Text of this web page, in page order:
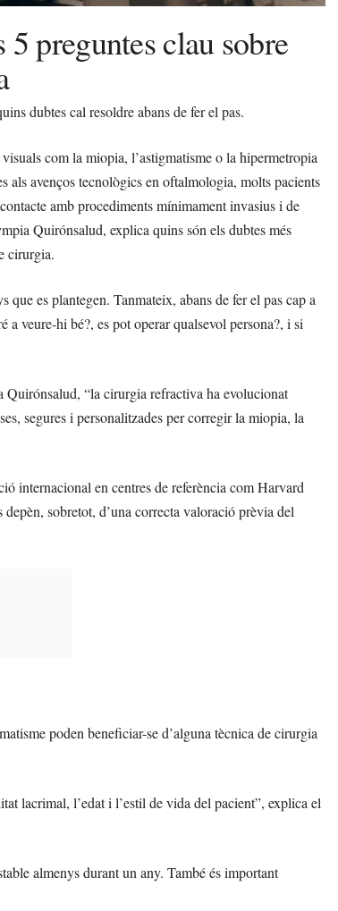
preguntes clau sobre
dubtes cal resoldre abans de fer el pas.
com la miopia, l’astigmatisme o la hipermetropia
als avenços tecnològics en oftalmologia, molts pacients
amb procediments mínimament invasius i de
Quirónsalud, explica quins són els dubtes més
cirurgia.
que es plantegen. Tanmateix, abans de fer el pas cap a
veure-hi bé?, es pot operar qualsevol persona?, i si
“la cirurgia refractiva ha evolucionat
segures i personalitzades per corregir la miopia, la
internacional en centres de referència com Harvard
sobretot, d’una correcta valoració prèvia del
poden beneficiar-se d’alguna tècnica de cirurgia
lacrimal, l’edat i l’estil de vida del pacient”, explica el
almenys durant un any. També és important